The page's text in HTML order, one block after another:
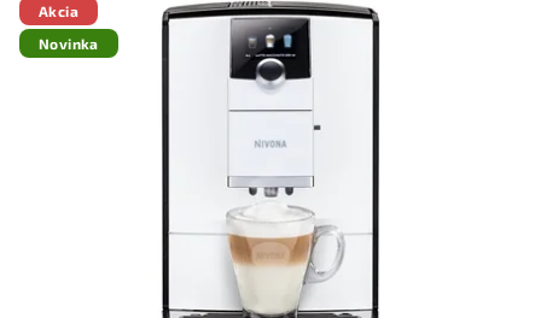
Akcia
Novinka